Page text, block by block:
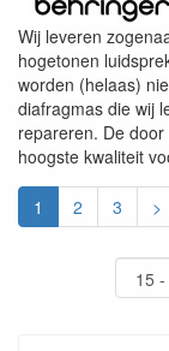
Wij leveren
hogetonen
worden (helaas)
diafragmas die wij
repareren. De
hoogste kwaliteit
1 2 3 >